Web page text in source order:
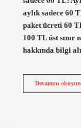
aylık sadece 60
paket ücreti 60
100 TL üst sınır
hakkında bilgi
Devamını okuyun